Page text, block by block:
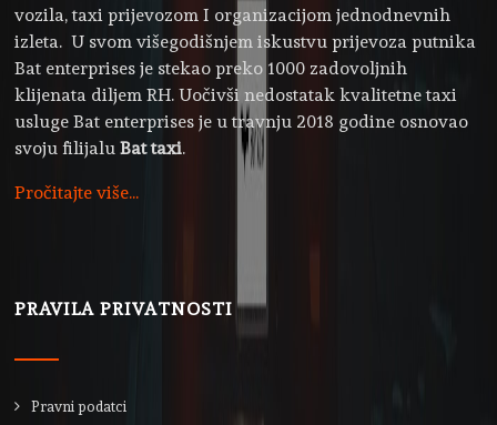
vozila, taxi prijevozom I organizacijom jednodnevnih
izleta. U svom višegodišnjem iskustvu prijevoza putnika
Bat enterprises je stekao preko 1000 zadovoljnih
klijenata diljem RH. Uočivši nedostatak kvalitetne taxi
usluge Bat enterprises je u travnju 2018 godine osnovao
svoju filijaluBat taxi.
Pročitajte više...
PRAVILA PRIVATNOSTI
Pravni podatci